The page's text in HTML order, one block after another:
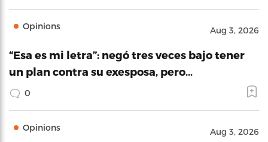
Opinions Aug 3, 2026
“Esa es mi letra”: negó tres veces bajo tener
un plan contra su exesposa, pero…
0
Opinions Aug 3, 2026